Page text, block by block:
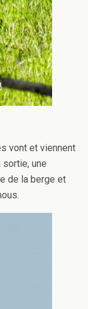
vont et viennent
une
de la berge et